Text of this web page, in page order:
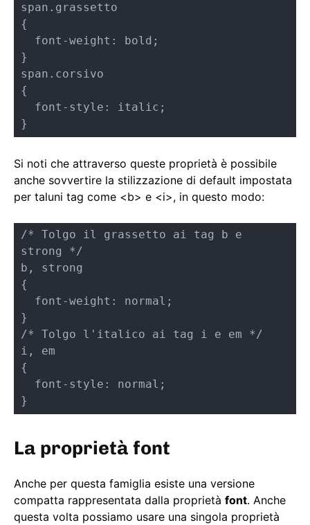
span.grassetto
{
}
span.corsivo
{
}
Si noti che attraverso queste proprietà è possibile
anche sovvertire la stilizzazione di default impostata
per taluni tag come <b> e <i>, in questo modo:
/* Tolgo il grassetto ai tag b e
strong */
b, strong
{
}
/* Tolgo l'italico ai tag i e em */
i, em
{
}
La proprietà font
Anche per questa famiglia esiste una versione
compatta rappresentata dalla proprietà font. Anche
questa volta possiamo usare una singola proprietà